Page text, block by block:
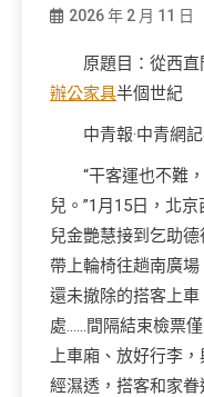
2026 年 2 月 11 日
原題目：從西
辦公家具半個世紀
中青報·中青
“干客運也不難
兒。”1月15日，北
兒金艷慧接到乞助
帶上輪椅往趟南廣
還未撤除的搭客上
處……間隔結束檢票
上車廂、放好行李
經濕透，搭客和家眷